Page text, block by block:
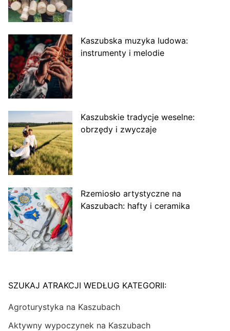
Kaszubska muzyka ludowa:
instrumenty i melodie
Kaszubskie tradycje weselne:
obrzędy i zwyczaje
Rzemiosło artystyczne na
Kaszubach: hafty i ceramika
SZUKAJ ATRAKCJI WEDŁUG KATEGORII:
Agroturystyka na Kaszubach
Aktywny wypoczynek na Kaszubach